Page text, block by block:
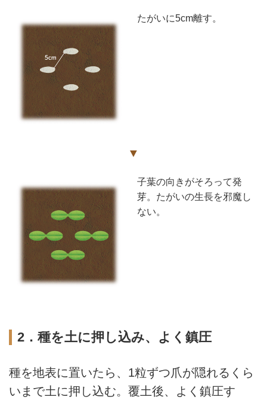
たがいに5cm離す。
▼
子葉の向きがそろって発
芽。たがいの生長を邪魔し
ない。
2．種を土に押し込み、よく鎮圧
種を地表に置いたら、1粒ずつ爪が隠れるくら
いまで土に押し込む。覆土後、よく鎮圧す